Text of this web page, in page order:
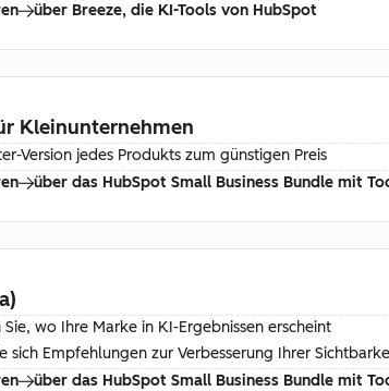
über Breeze, die KI-Tools von HubSpot
Kleinunternehmen
Version jedes Produkts zum günstigen Preis
über das HubSpot Small Business Bundle mit
Sie, wo Ihre Marke in KI-Ergebnissen erscheint
sich Empfehlungen zur Verbesserung Ihrer
über das HubSpot Small Business Bundle mit